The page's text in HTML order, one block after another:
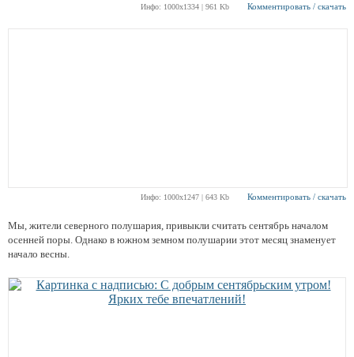
Инфо: 1000х1334 | 961 Kb Комментировать / скачать
Инфо: 1000х1247 | 643 Kb Комментировать / скачать
Мы, жители северного полушария, привыкли считать сентябрь началом
осенней поры. Однако в южном земном полушарии этот месяц знаменует
начало весны.